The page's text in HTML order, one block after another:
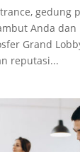
gedung
Anda dan
Grand
reputasi...